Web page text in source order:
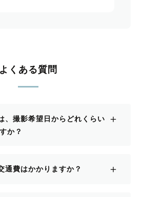
よくある質問
、撮影希望日からどれくらい
か？
＋
通費はかかりますか？ ＋